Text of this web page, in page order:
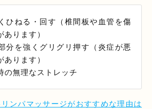
ひねる・回す（椎間板や血管を傷
ります）
分を強くグリグリ押す（炎症が悪
ります）
の無理なストレッチ
ンパマッサージがおすすめな理由は